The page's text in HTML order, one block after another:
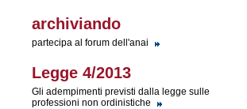
archiviando
partecipa al forum dell'anai
Legge 4/2013
Gli adempimenti previsti dalla legge sulle
professioni non ordinistiche